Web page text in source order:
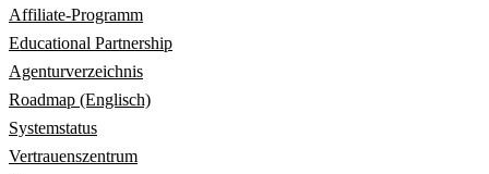
Affiliate-Programm
Educational Partnership
Agenturverzeichnis
Roadmap (Englisch)
Systemstatus
Vertrauenszentrum